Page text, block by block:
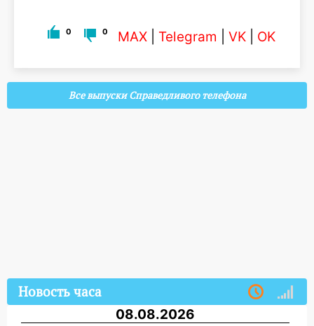
0 0 MAX Telegram VK OK
Все выпуски Справедливого телефона
Новость часа
08.08.2026